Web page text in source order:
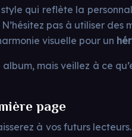
qui reflète la
pas à utiliser des
visuelle pour un
mais veillez à ce
page
à vos futurs